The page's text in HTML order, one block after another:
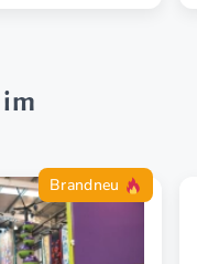
im
Brandneu